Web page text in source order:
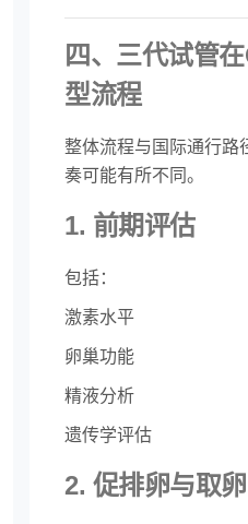
四、三代试管
型流程
整体流程与国际通行路
奏可能有所不同。
1. 前期评估
包括：
激素水平
卵巢功能
精液分析
遗传学评估
2. 促排卵与取卵